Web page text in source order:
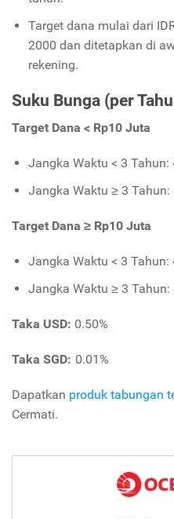
Target dana mulai dari
2000 dan ditetapkan di
rekening.
Suku Bunga (per
Target Dana < Rp10 Juta
Jangka Waktu < 3 Tahun:
Jangka Waktu ≥ 3 Tahun:
Target Dana ≥ Rp10 Juta
Jangka Waktu < 3 Tahun:
Jangka Waktu ≥ 3 Tahun:
Taka USD: 0.50%
Taka SGD: 0.01%
Dapatkan produk tabungan
Cermati.